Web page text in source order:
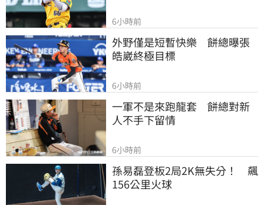
6小時前
外野僅是短暫快樂　餅總曝張
皓崴終極目標
6小時前
一軍不是來跑龍套　餅總對新
人不手下留情
6小時前
孫易磊登板2局2K無失分！　飆
156公里火球